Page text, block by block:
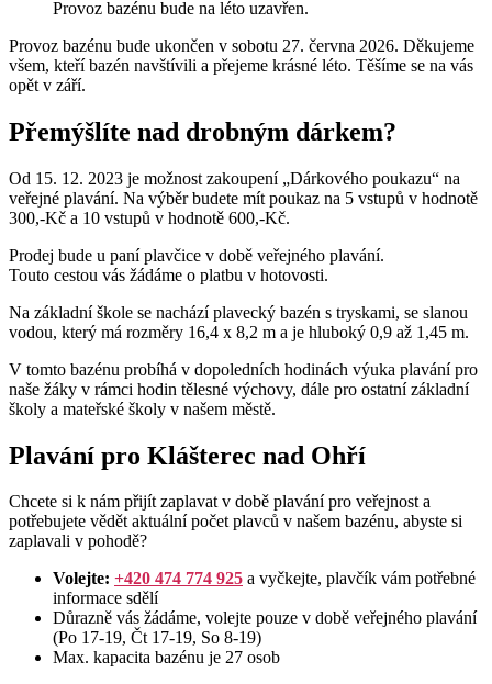
Provoz bazénu bude na léto uzavřen.
Provoz bazénu bude ukončen v sobotu 27. června 2026. Děkujeme
všem, kteří bazén navštívili a přejeme krásné léto. Těšíme se na vás
opět v září.
Přemýšlíte nad drobným dárkem?
Od 15. 12. 2023 je možnost zakoupení „Dárkového poukazu“ na
veřejné plavání. Na výběr budete mít poukaz na 5 vstupů v hodnotě
300,-Kč a 10 vstupů v hodnotě 600,-Kč.
Prodej bude u paní plavčice v době veřejného plavání.
Touto cestou vás žádáme o platbu v hotovosti.
Na základní škole se nachází plavecký bazén s tryskami, se slanou
vodou, který má rozměry 16,4 x 8,2 m a je hluboký 0,9 až 1,45 m.
V tomto bazénu probíhá v dopoledních hodinách výuka plavání pro
naše žáky v rámci hodin tělesné výchovy, dále pro ostatní základní
školy a mateřské školy v našem městě.
Plavání pro Klášterec nad Ohří
Chcete si k nám přijít zaplavat v době plavání pro veřejnost a
potřebujete vědět aktuální počet plavců v našem bazénu, abyste si
zaplavali v pohodě?
Volejte: +420 474 774 925 a vyčkejte, plavčík vám potřebné
informace sdělí
Důrazně vás žádáme, volejte pouze v době veřejného plavání
(Po 17-19, Čt 17-19, So 8-19)
Max. kapacita bazénu je 27 osob